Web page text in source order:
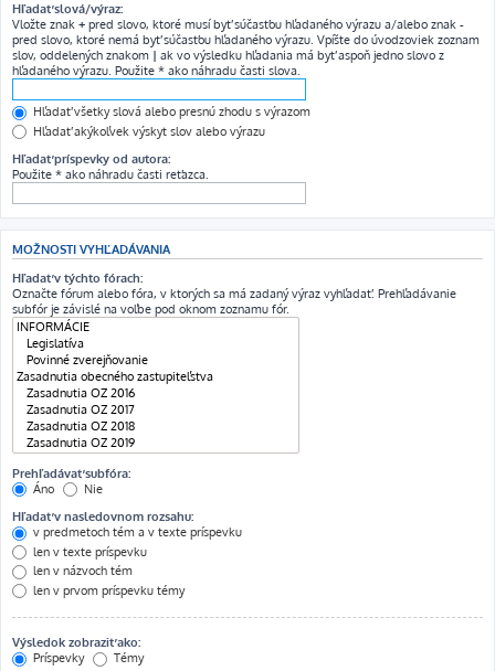
Hľadať slová/výraz:
Vložte znak + pred slovo, ktoré musí byť súčasťou hľadaného výrazu a/alebo znak -
pred slovo, ktoré nemá byť súčasťou hľadaného výrazu. Vpíšte do úvodzoviek zoznam
slov, oddelených znakom | ak vo výsledku hľadania má byť aspoň jedno slovo z
hľadaného výrazu. Použite * ako náhradu časti slova.
Hľadať všetky slová alebo presnú zhodu s výrazom
Hľadať akýkoľvek výskyt slov alebo výrazu
Hľadať príspevky od autora:
Použite * ako náhradu časti reťazca.
MOŽNOSTI VYHĽADÁVANIA
Hľadať v týchto fórach:
Označte fórum alebo fóra, v ktorých sa má zadaný výraz vyhľadať. Prehľadávanie
subfór je závislé na voľbe pod oknom zoznamu fór.
Prehľadávať subfóra:
Áno
Nie
Hľadať v nasledovnom rozsahu:
v predmetoch tém a v texte príspevku
len v texte príspevku
len v názvoch tém
len v prvom príspevku témy
Výsledok zobraziť ako:
Príspevky
Témy